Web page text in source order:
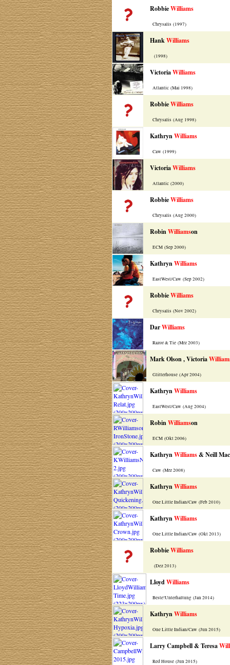
RobbieWilliams
Chrysalis (1997)
HankWilliams
(1998)
VictoriaWilliams
Atlantic (Mai 1998)
RobbieWilliams
Chrysalis (Aug 1998)
KathrynWilliams
Caw (1999)
VictoriaWilliams
Atlantic (2000)
RobbieWilliams
Chrysalis (Aug 2000)
RobinWilliamson
ECM (Sep 2000)
KathrynWilliams
EastWest/Caw (Sep 2002)
RobbieWilliams
Chrysalis (Nov 2002)
DarWilliams
Razor & Tie (Mrz 2003)
Mark Olson , Victoria
Glitterhouse (Apr 2004)
KathrynWilliams
EastWest/Caw (Aug 2004)
RobinWilliamson
ECM (Okt 2006)
KathrynWilliams& Neill
Caw (Mrz 2008)
KathrynWilliams
One Little Indian/Caw (Feb 2010)
KathrynWilliams
One Little Indian/Caw (Okt 2013)
RobbieWilliams
(Dez 2013)
LloydWilliams
Beste!Unterhaltung (Jan 2014)
KathrynWilliams
One Little Indian/Caw (Jun 2015)
Larry Campbell & Teresa
Red House (Jun 2015)